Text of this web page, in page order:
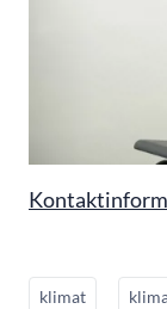
klimat